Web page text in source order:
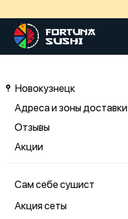
Новокузнецк
Адреса и зоны доставки
Отзывы
Акции
Сам себе сушист
Акция сеты